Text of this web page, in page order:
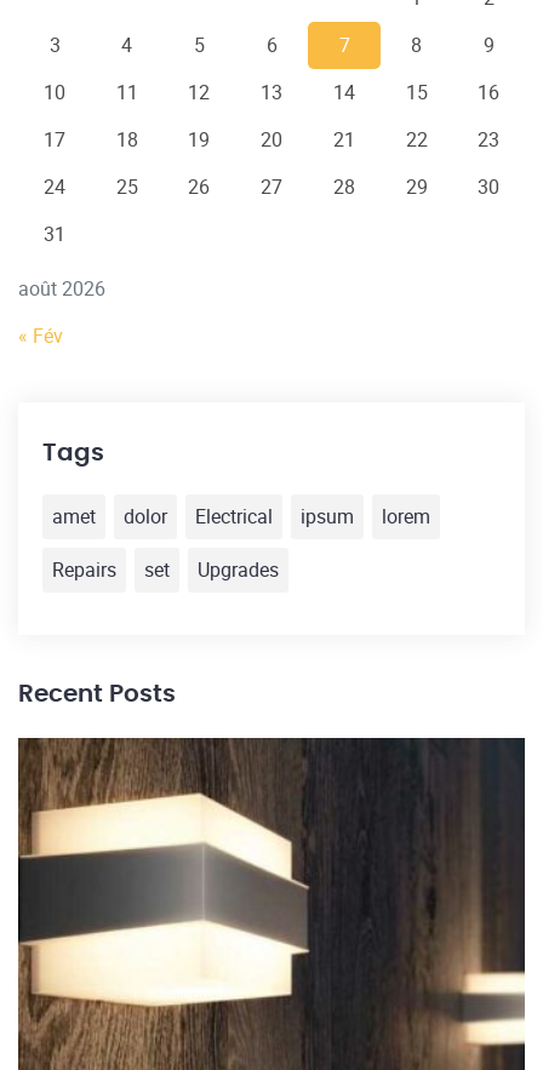
août 2026
3
4 5 6 7 8
9
10
11 12 13 14 15
16
17
18 19 20 21 22
23
24
25 26 27 28 29
30
31
« Fév
Tags
amet dolor Electrical ipsum
lorem
Repairs
set Upgrades
Recent Posts